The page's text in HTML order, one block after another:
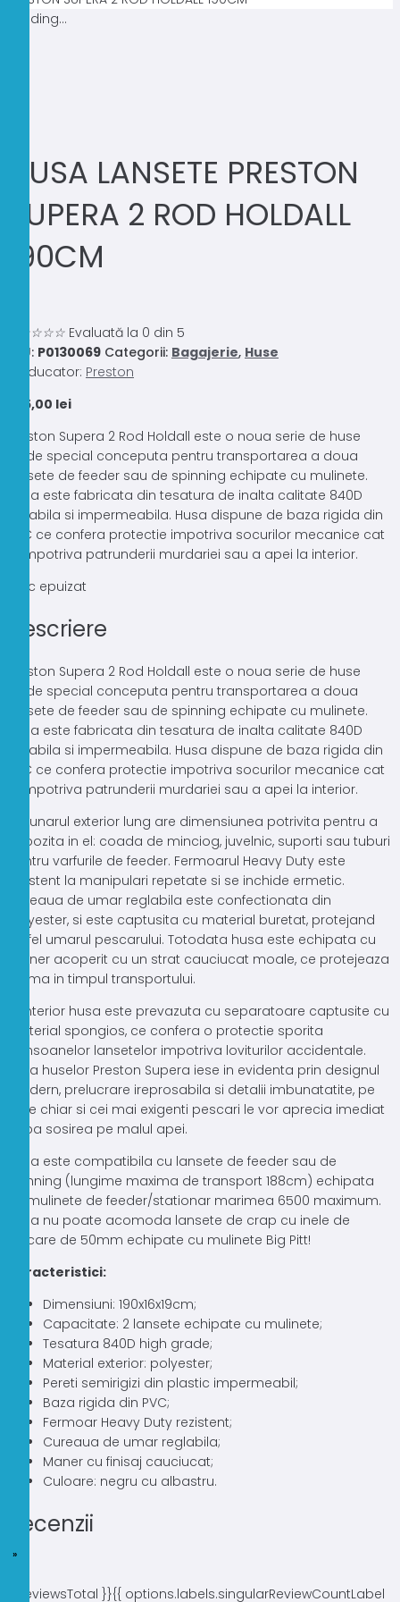
Loading...
HUSA LANSETE PRESTON
SUPERA 2 ROD HOLDALL
190CM
☆☆☆☆ Evaluată la 0 din 5
SKU: P0130069 Categorii: Bagajerie, Huse
Producator: Preston
385,00 lei
Preston Supera 2 Rod Holdall este o noua serie de huse
rigide special conceputa pentru transportarea a doua
lansete de feeder sau de spinning echipate cu mulinete.
Husa este fabricata din tesatura de inalta calitate 840D
durabila si impermeabila. Husa dispune de baza rigida din
PVC ce confera protectie impotriva socurilor mecanice cat
si impotriva patrunderii murdariei sau a apei la interior.
Stoc epuizat
Descriere
Preston Supera 2 Rod Holdall este o noua serie de huse
rigide special conceputa pentru transportarea a doua
lansete de feeder sau de spinning echipate cu mulinete.
Husa este fabricata din tesatura de inalta calitate 840D
durabila si impermeabila. Husa dispune de baza rigida din
PVC ce confera protectie impotriva socurilor mecanice cat
si impotriva patrunderii murdariei sau a apei la interior.
Buzunarul exterior lung are dimensiunea potrivita pentru a
depozita in el: coada de minciog, juvelnic, suporti sau tuburi
pentru varfurile de feeder. Fermoarul Heavy Duty este
rezistent la manipulari repetate si se inchide ermetic.
Cureaua de umar reglabila este confectionata din
polyester, si este captusita cu material buretat, protejand
astfel umarul pescarului. Totodata husa este echipata cu
maner acoperit cu un strat cauciucat moale, ce protejeaza
palma in timpul transportului.
In interior husa este prevazuta cu separatoare captusite cu
material spongios, ce confera o protectie sporita
tronsoanelor lansetelor impotriva loviturilor accidentale.
Seria huselor Preston Supera iese in evidenta prin designul
modern, prelucrare ireprosabila si detalii imbunatatite, pe
care chiar si cei mai exigenti pescari le vor aprecia imediat
dupa sosirea pe malul apei.
Husa este compatibila cu lansete de feeder sau de
spinning (lungime maxima de transport 188cm) echipata
cu mulinete de feeder/stationar marimea 6500 maximum.
Husa nu poate acomoda lansete de crap cu inele de
plecare de 50mm echipate cu mulinete Big Pitt!
Caracteristici:
Dimensiuni: 190x16x19cm;
Capacitate: 2 lansete echipate cu mulinete;
Tesatura 840D high grade;
Material exterior: polyester;
Pereti semirigizi din plastic impermeabil;
Baza rigida din PVC;
Fermoar Heavy Duty rezistent;
Cureaua de umar reglabila;
Maner cu finisaj cauciucat;
Culoare: negru cu albastru.
Recenzii
{{ reviewsTotal }}{{ options.labels.singularReviewCountLabel